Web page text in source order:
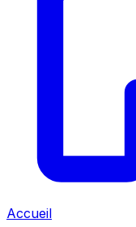
Accueil